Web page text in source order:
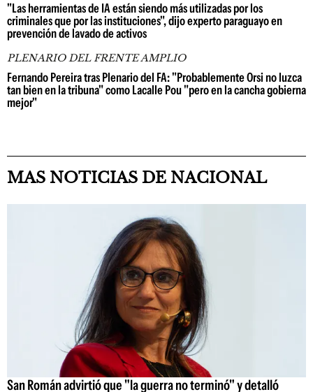
"Las herramientas de IA están siendo más utilizadas por los
criminales que por las instituciones", dijo experto paraguayo en
prevención de lavado de activos
PLENARIO DEL FRENTE AMPLIO
Fernando Pereira tras Plenario del FA: "Probablemente Orsi no luzca
tan bien en la tribuna" como Lacalle Pou "pero en la cancha gobierna
mejor"
MAS NOTICIAS DE NACIONAL
San Román advirtió que "la guerra no terminó" y detalló